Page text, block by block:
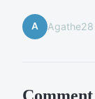
A Agathe